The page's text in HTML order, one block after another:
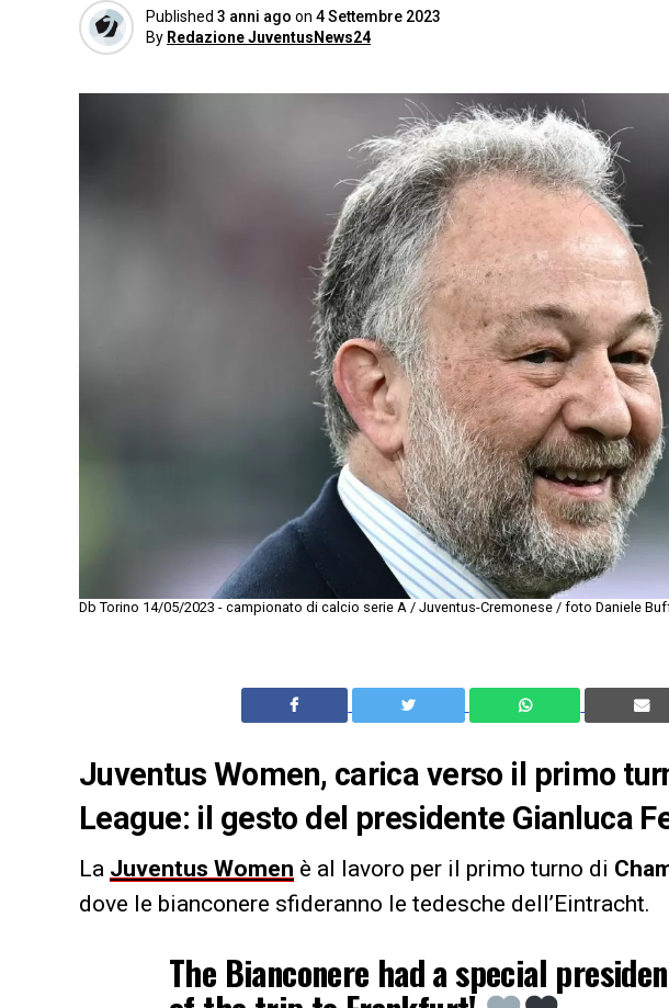
Published 3 anni ago on 4 Settembre 2023
By Redazione JuventusNews24
Db Torino 14/05/2023 - campionato di calcio serie A / Juventus-Cremonese / foto Daniele
Juventus Women, carica verso il primo
League: il gesto del presidente Gianluca
La Juventus Women è al lavoro per il primo turno di
dove le bianconere sfideranno le tedesche dell’Eintracht.
The Bianconere had a special